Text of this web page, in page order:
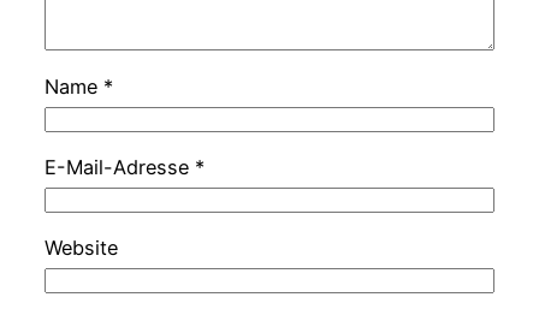
Name *
E-Mail-Adresse *
Website